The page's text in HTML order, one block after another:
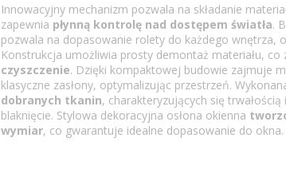
Innowacyjny mechanizm pozwala na składanie
zapewnia płynną kontrolę nad dostępem światła.
pozwala na dopasowanie rolety do każdego wnętrza,
Konstrukcja umożliwia prosty demontaż materiału, co
czyszczenie. Dzięki kompaktowej budowie zajmuje
klasyczne zasłony, optymalizując przestrzeń.
dobranych tkanin, charakteryzujących się
blaknięcie. Stylowa dekoracyjna osłona okienna
wymiar, co gwarantuje idealne dopasowanie do okna.